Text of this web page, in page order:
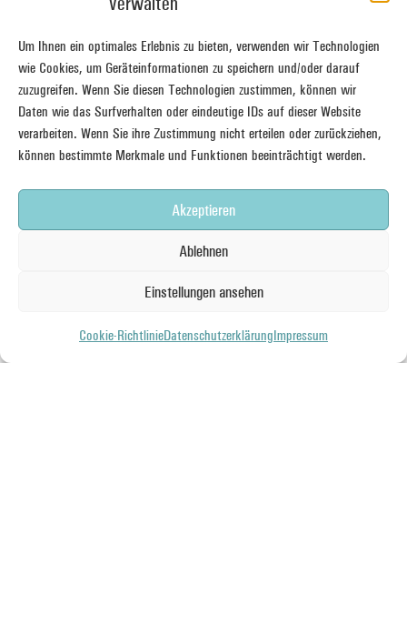
Um Ihnen ein optimales Erlebnis zu bieten, verwenden wir Technologien
wie Cookies, um Geräteinformationen zu speichern und/oder darauf
zuzugreifen. Wenn Sie diesen Technologien zustimmen, können wir
Daten wie das Surfverhalten oder eindeutige IDs auf dieser Website
verarbeiten. Wenn Sie ihre Zustimmung nicht erteilen oder zurückziehen,
können bestimmte Merkmale und Funktionen beeinträchtigt werden.
Akzeptieren
Ablehnen
Einstellungen ansehen
Cookie-RichtlinieDatenschutzerklärungImpressum